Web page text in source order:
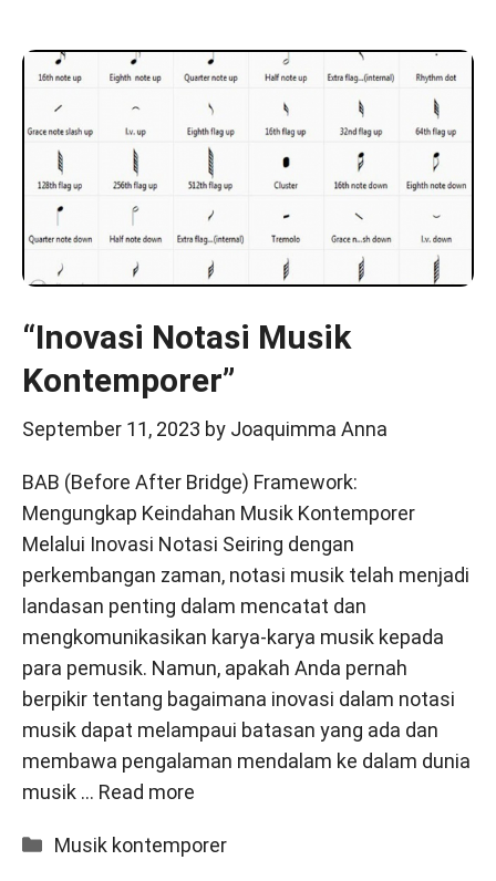
“Inovasi Notasi Musik
Kontemporer”
September 11, 2023 by Joaquimma Anna
BAB (Before After Bridge) Framework:
Mengungkap Keindahan Musik Kontemporer
Melalui Inovasi Notasi Seiring dengan
perkembangan zaman, notasi musik telah menjadi
landasan penting dalam mencatat dan
mengkomunikasikan karya-karya musik kepada
para pemusik. Namun, apakah Anda pernah
berpikir tentang bagaimana inovasi dalam notasi
musik dapat melampaui batasan yang ada dan
membawa pengalaman mendalam ke dalam dunia
musik … Read more
Categories
Musik kontemporer